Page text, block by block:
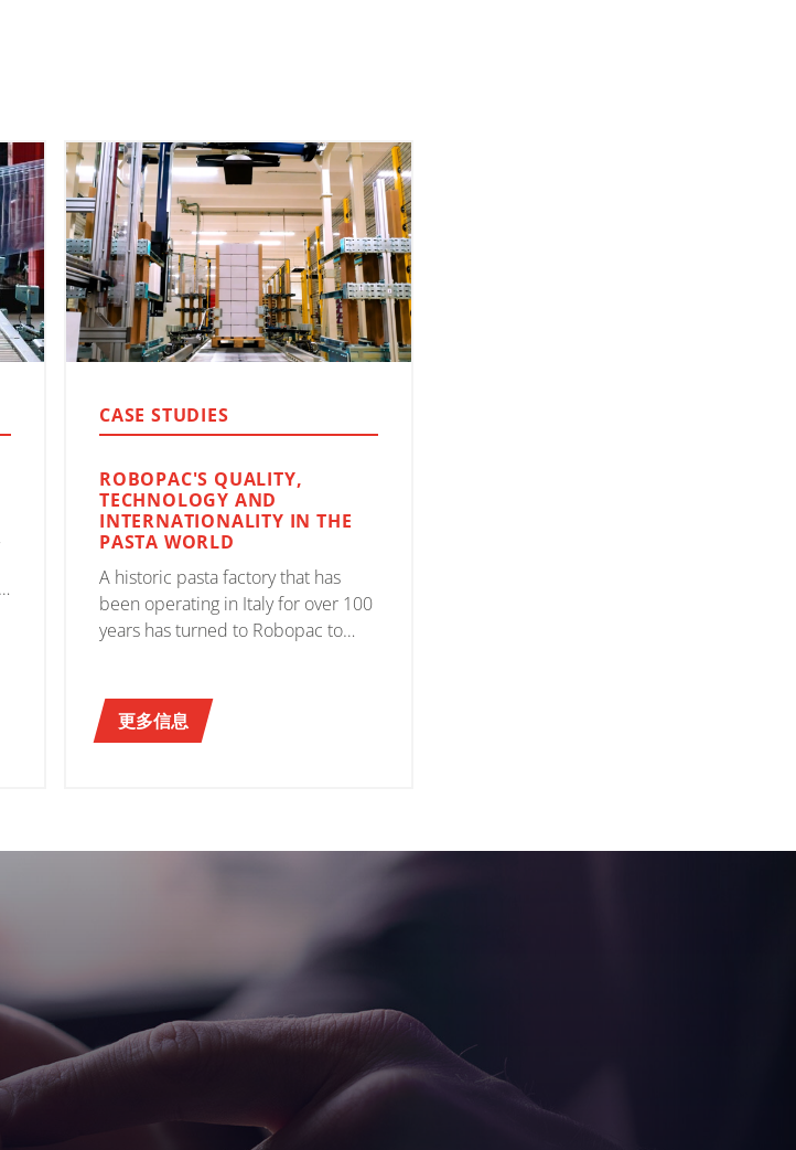
CASE STUDIES
ROBOPAC'S QUALITY,
TECHNOLOGY AND
INTERNATIONALITY IN THE
PASTA WORLD
A historic pasta factory that has
been operating in Italy for over 100
years has turned to Robopac to
products, not only in Italy but
throughout the world.
更多信息